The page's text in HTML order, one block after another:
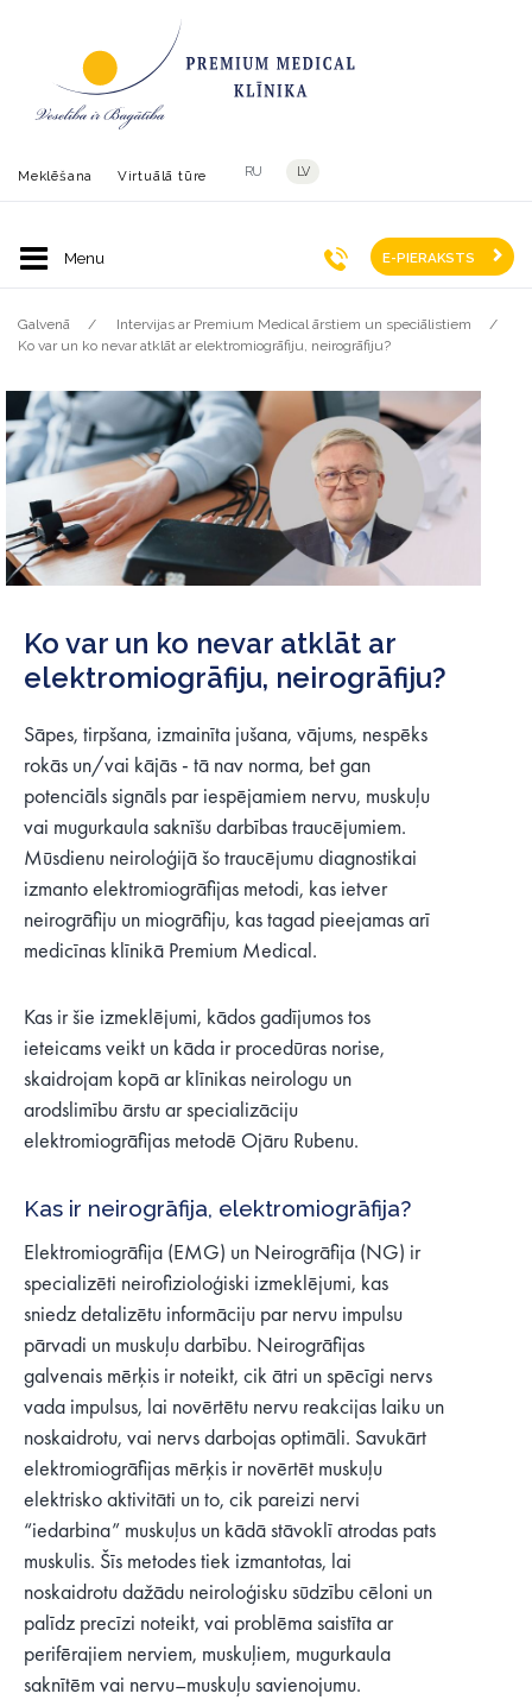
Meklēšana Virtuālā tūre RU LV
E-PIERAKSTS
Galvenā
Intervijas ar Premium Medical ārstiem un speciālistiem
Ko var un ko nevar atklāt ar elektromiogrāfiju, neirogrāfiju?
Ko var un ko nevar atklāt ar
elektromiogrāfiju, neirogrāfiju?
Sāpes, tirpšana, izmainīta jušana, vājums, nespēks
rokās un/vai kājās - tā nav norma, bet gan
potenciāls signāls par iespējamiem nervu, muskuļu
vai mugurkaula saknīšu darbības traucējumiem.
Mūsdienu neiroloģijā šo traucējumu diagnostikai
izmanto elektromiogrāfijas metodi, kas ietver
neirogrāfiju un miogrāfiju, kas tagad pieejamas arī
medicīnas klīnikā Premium Medical.
Kas ir šie izmeklējumi, kādos gadījumos tos
ieteicams veikt un kāda ir procedūras norise,
skaidrojam kopā ar klīnikas neirologu un
arodslimību ārstu ar specializāciju
elektromiogrāfijas metodē Ojāru Rubenu.
Kas ir neirogrāfija, elektromiogrāfija?
Elektromiogrāfija (EMG) un Neirogrāfija (NG) ir
specializēti neirofizioloģiski izmeklējumi, kas
sniedz detalizētu informāciju par nervu impulsu
pārvadi un muskuļu darbību. Neirogrāfijas
galvenais mērķis ir noteikt, cik ātri un spēcīgi nervs
vada impulsus, lai novērtētu nervu reakcijas laiku un
noskaidrotu, vai nervs darbojas optimāli. Savukārt
elektromiogrāfijas mērķis ir novērtēt muskuļu
elektrisko aktivitāti un to, cik pareizi nervi
“iedarbina” muskuļus un kādā stāvoklī atrodas pats
muskulis. Šīs metodes tiek izmantotas, lai
noskaidrotu dažādu neiroloģisku sūdzību cēloni un
palīdz precīzi noteikt, vai problēma saistīta ar
perifērajiem nerviem, muskuļiem, mugurkaula
saknītēm vai nervu–muskuļu savienojumu.